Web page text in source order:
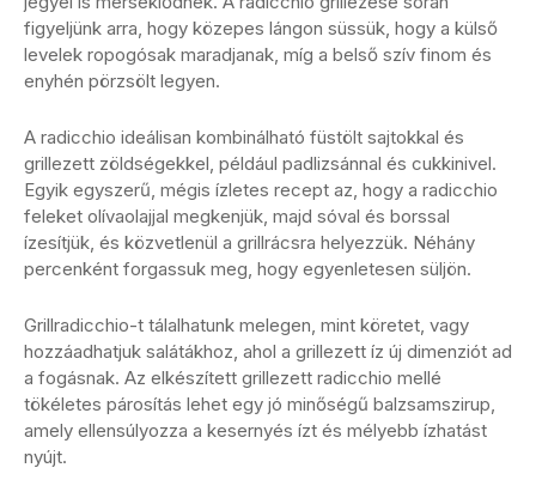
figyeljünk arra, hogy közepes lángon süssük, hogy a külső
levelek ropogósak maradjanak, míg a belső szív finom és
enyhén pörzsölt legyen.
A radicchio ideálisan kombinálható füstölt sajtokkal és
grillezett zöldségekkel, például padlizsánnal és cukkinivel.
Egyik egyszerű, mégis ízletes recept az, hogy a radicchio
feleket olívaolajjal megkenjük, majd sóval és borssal
ízesítjük, és közvetlenül a grillrácsra helyezzük. Néhány
percenként forgassuk meg, hogy egyenletesen süljön.
Grillradicchio-t tálalhatunk melegen, mint köretet, vagy
hozzáadhatjuk salátákhoz, ahol a grillezett íz új dimenziót ad
a fogásnak. Az elkészített grillezett radicchio mellé
tökéletes párosítás lehet egy jó minőségű balzsamszirup,
amely ellensúlyozza a kesernyés ízt és mélyebb ízhatást
nyújt.